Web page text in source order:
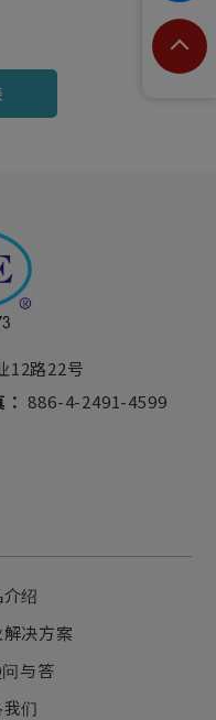
12路22号
886-4-2491-4599
绍
决方案
与答
们